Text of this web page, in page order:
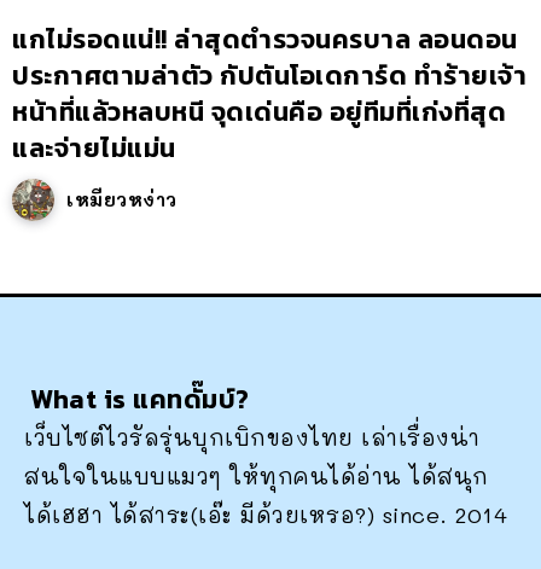
แกไม่รอดแน่!! ล่าสุดตำรวจนครบาล ลอนดอน
ประกาศตามล่าตัว กัปตันโอเดการ์ด ทำร้ายเจ้า
หน้าที่แล้วหลบหนี จุดเด่นคือ อยู่ทีมที่เก่งที่สุด
และจ่ายไม่แม่น
เหมียวหง่าว
What is แคทดั๊มบ์?
เว็บไซต์ไวรัลรุ่นบุกเบิกของไทย เล่าเรื่องน่า
สนใจในแบบแมวๆ ให้ทุกคนได้อ่าน ได้สนุก
ได้เฮฮา ได้สาระ(เอ๊ะ มีด้วยเหรอ?) since. 2014